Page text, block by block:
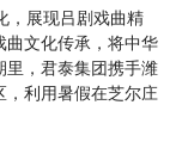
，展现吕剧戏曲精
文化传承，将中华
，君泰集团携手潍
利用暑假在芝尔庄